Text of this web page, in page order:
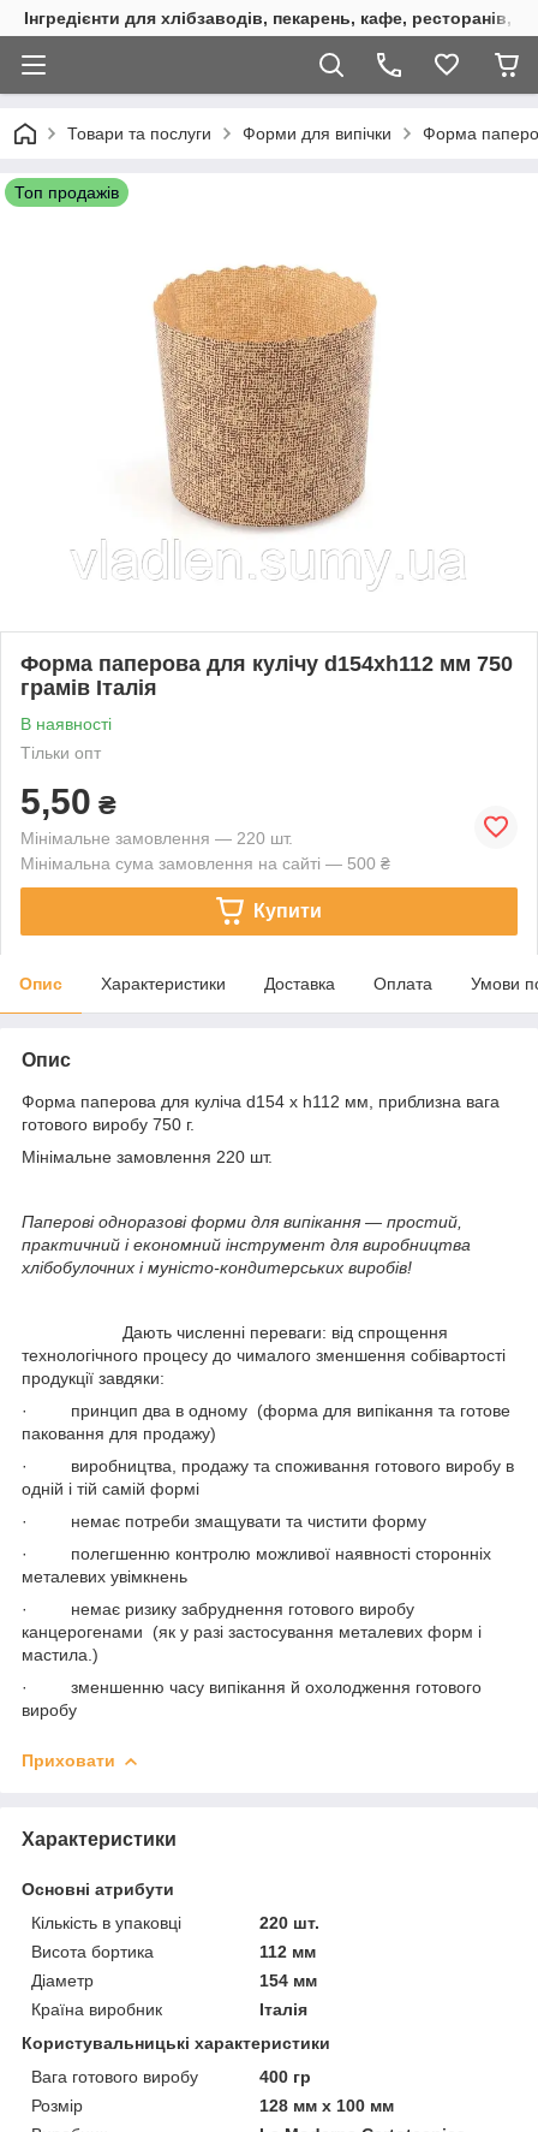
Інгредієнти для хлібзаводів, пекарень, кафе, ресторанів,
Товари та послуги Форми для випічки Форма
Топ продажів
Форма паперова для кулічу d154xh112 мм 750
грамів Італія
В наявності
Тільки опт
5,50 ₴
Мінімальне замовлення — 220 шт.
Мінімальна сума замовлення на сайті — 500 ₴
Купити
Опис Характеристики Доставка Оплата Умови
Опис
Форма паперова для куліча d154 x h112 мм, приблизна вага
готового виробу 750 г.
Мінімальне замовлення 220 шт.
Паперові одноразові форми для випікання — простий,
практичний і економний інструмент для виробництва
хлібобулочних і муністо-кондитерських виробів!
Дають численні переваги: від спрощення
технологічного процесу до чималого зменшення собівартості
продукції завдяки:
· принцип два в одному (форма для випікання та готове
паковання для продажу)
· виробництва, продажу та споживання готового виробу в
одній і тій самій формі
· немає потреби змащувати та чистити форму
· полегшенню контролю можливої наявності сторонніх
металевих увімкнень
· немає ризику забруднення готового виробу
канцерогенами (як у разі застосування металевих форм і
мастила.)
· зменшенню часу випікання й охолодження готового
виробу
Приховати
Характеристики
Основні атрибути
Кількість в упаковці
220 шт.
Висота бортика
112 мм
Діаметр
154 мм
Країна виробник
Італія
Користувальницькі характеристики
Вага готового виробу
400 гр
Розмір
128 мм х 100 мм